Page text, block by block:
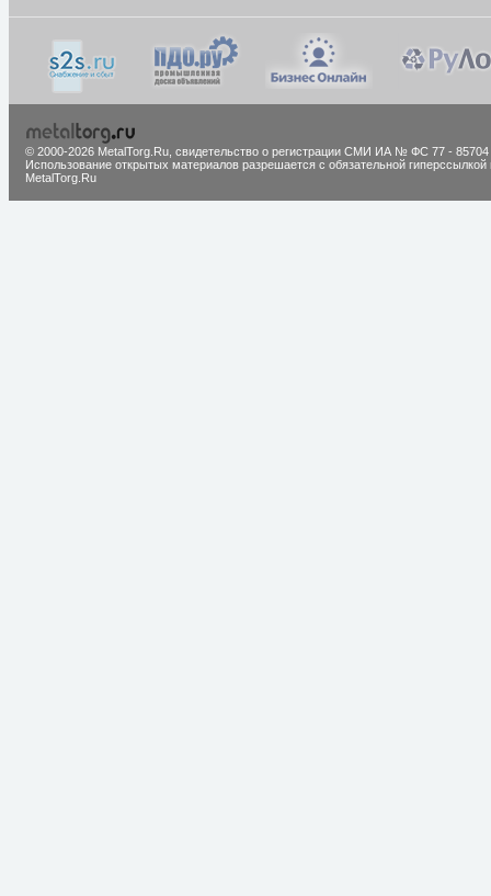
© 2000-2026 MetalTorg.Ru, cвидетельство о регистрации СМИ ИА № ФС 77 - 85704
Использование открытых материалов разрешается с обязательной гиперссылкой
MetalTorg.Ru